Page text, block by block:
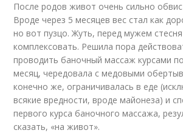
После родов живот очень сильно
Вроде через 5 месяцев вес стал как
но вот пузцо. Жуть, перед мужем
комплексовать. Решила пора
проводить баночный массаж курсами
месяц, чередовала с медовыми
конечно же, ограничивалась в еде
всякие вредности, вроде майонеза) и
первого курса баночного массажа,
сказать, «на живот».